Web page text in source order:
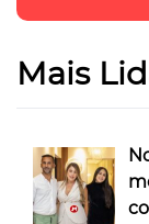
Mais